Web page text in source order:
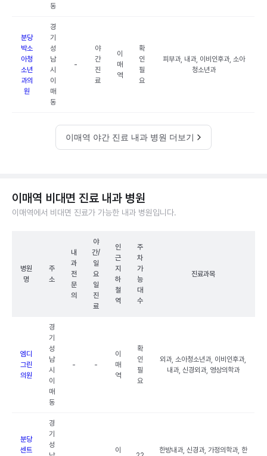
동
분당
박소
아청
소년
과의
원
경
기
성
남
시
이
매
동
-
야
간
진
료
이
매
역
확
인
필
요
피부과, 내과, 이비인후과, 소아
청소년과
이매역 야간 진료 내과 병원 더보기
이매역 비대면 진료 내과 병원
이매역에서 비대면 진료가 가능한 내과 병원입니다.
병원
명
주
소
내
과
전
문
의
야
간/
일
요
일
진
료
인
근
지
하
철
역
주
차
가
능
대
수
진료과목
엠디
그린
의원
경
기
성
남
시
이
매
동
- -
이
매
역
확
인
필
요
외과, 소아청소년과, 이비인후과,
내과, 신경외과, 영상의학과
분당
센트
경
기
성
이 한방내과, 신경과, 가정의학과, 한